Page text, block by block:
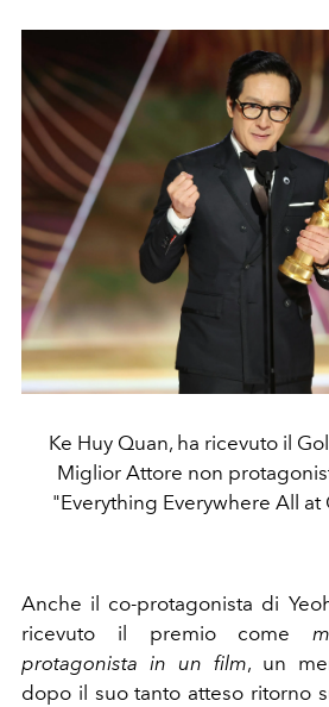
Ke Huy Quan, ha ricevuto il
Miglior Attore non
"Everything Everywhere All at
Anche il co-protagonista di
ricevuto il premio come
protagonista in un film, un
dopo il suo tanto atteso ritorno